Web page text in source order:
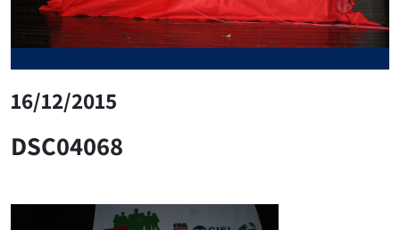
16/12/2015
DSC04068